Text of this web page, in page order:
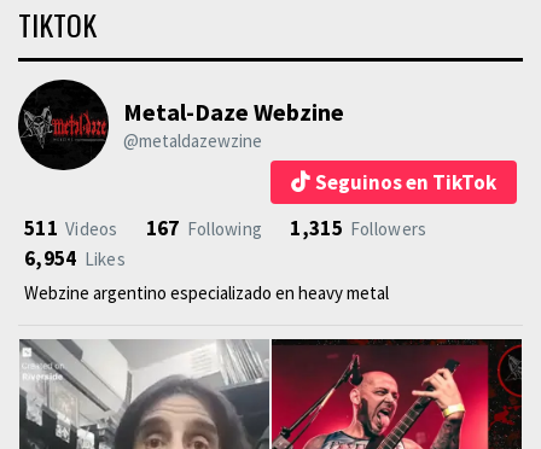
TIKTOK
Metal-Daze Webzine
@metaldazewzine
Seguinos en TikTok
511 Videos 167 Following 1,315 Followers
6,954 Likes
Webzine argentino especializado en heavy metal